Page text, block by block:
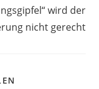
wird der
nicht gerecht